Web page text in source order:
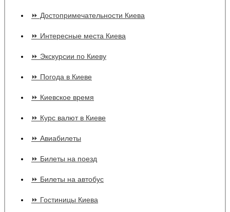
⏩ Достопримечательности Киева
⏩ Интересные места Киева
⏩ Экскурсии по Киеву
⏩ Погода в Киеве
⏩ Киевское время
⏩ Курс валют в Киеве
⏩ Авиабилеты
⏩ Билеты на поезд
⏩ Билеты на автобус
⏩ Гостиницы Киева